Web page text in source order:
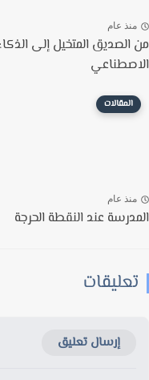
عام
المتخيل إلى الذكاء
المقالات
عام
عند النقطة الحرجة
إرسال تعليق